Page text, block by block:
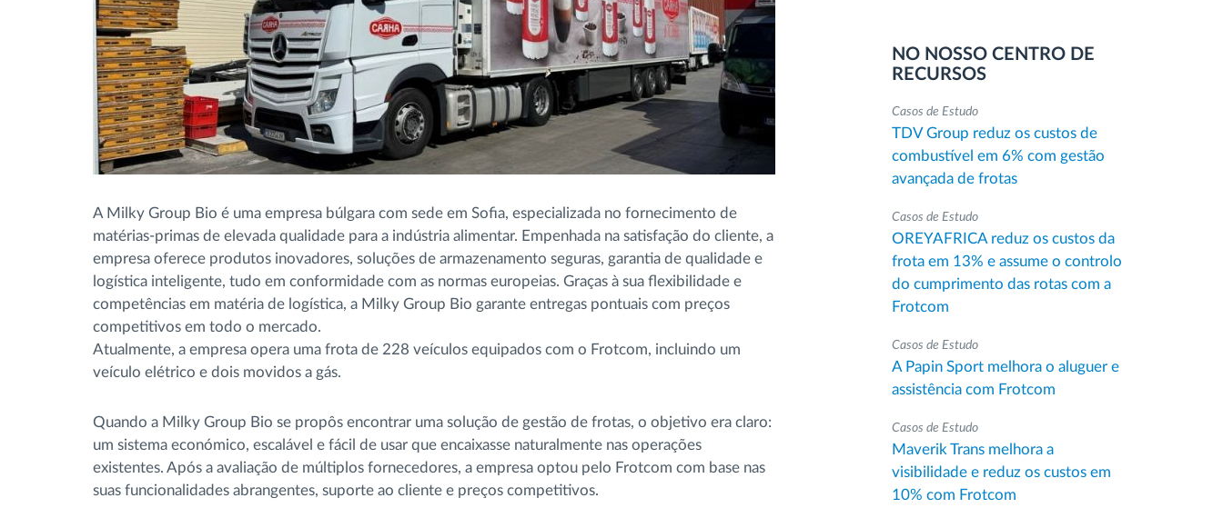
A Milky Group Bio é uma empresa búlgara com sede em Sofia, especializada no fornecimento de
matérias-primas de elevada qualidade para a indústria alimentar. Empenhada na satisfação do cliente, a
empresa oferece produtos inovadores, soluções de armazenamento seguras, garantia de qualidade e
logística inteligente, tudo em conformidade com as normas europeias. Graças à sua flexibilidade e
competências em matéria de logística, a Milky Group Bio garante entregas pontuais com preços
competitivos em todo o mercado.
Atualmente, a empresa opera uma frota de 228 veículos equipados com o Frotcom, incluindo um
veículo elétrico e dois movidos a gás.
Quando a Milky Group Bio se propôs encontrar uma solução de gestão de frotas, o objetivo era claro:
um sistema económico, escalável e fácil de usar que encaixasse naturalmente nas operações
existentes. Após a avaliação de múltiplos fornecedores, a empresa optou pelo Frotcom com base nas
suas funcionalidades abrangentes, suporte ao cliente e preços competitivos.
NO NOSSO CENTRO DE
RECURSOS
Casos de Estudo
TDV Group reduz os custos de
combustível em 6% com gestão
avançada de frotas
Casos de Estudo
OREYAFRICA reduz os custos da
frota em 13% e assume o controlo
do cumprimento das rotas com a
Frotcom
Casos de Estudo
A Papin Sport melhora o aluguer e
assistência com Frotcom
Casos de Estudo
Maverik Trans melhora a
visibilidade e reduz os custos em
10% com Frotcom